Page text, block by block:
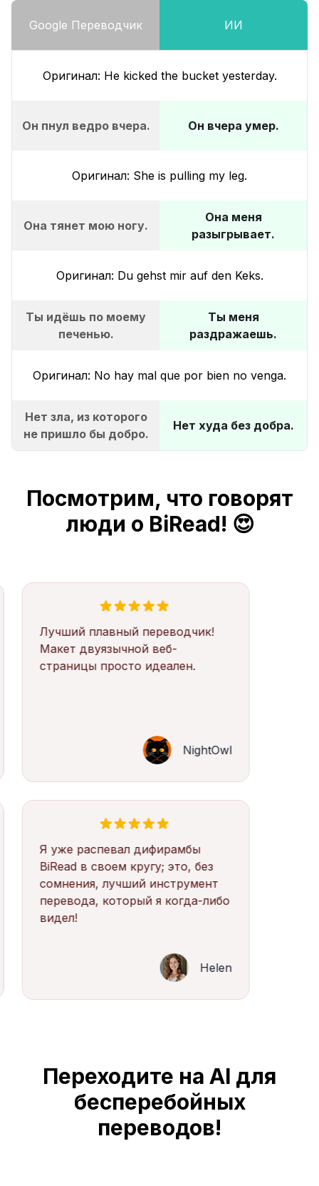
Google Переводчик ИИ
Оригинал: He kicked the bucket yesterday.
Он пнул ведро вчера. Он вчера умер.
Оригинал: She is pulling my leg.
Она тянет мою ногу.
Она меня
разыгрывает.
Оригинал: Du gehst mir auf den Keks.
Ты идёшь по моему
печенью.
Ты меня
раздражаешь.
Оригинал: No hay mal que por bien no venga.
Нет зла, из которого
не пришло бы добро.
Нет худа без добра.
Посмотрим, что говорят
люди о BiRead! 😍
Лучший плавный переводчик!
Макет двуязычной веб-
страницы просто идеален.
NightOwl
Я уже распевал дифирамбы
BiRead в своем кругу; это, без
сомнения, лучший инструмент
перевода, который я когда-либо
видел!
Helen
Переходите на AI для
бесперебойных
переводов!